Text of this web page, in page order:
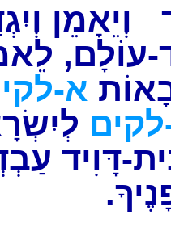
וְיֵאָמֵן
עוֹלָם,
א-לקי
דָּוִיד